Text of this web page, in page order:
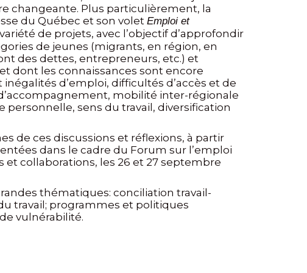
changeante. Plus particulièrement, la
du Québec et son volet Emploi et
de projets, avec l’objectif d’approfondir
de jeunes (migrants, en région, en
des dettes, entrepreneurs, etc.) et
dont les connaissances sont encore
d’emploi, difficultés d’accès et de
mobilité inter-régionale
sens du travail, diversification
de ces discussions et réflexions, à partir
dans le cadre du Forum sur l’emploi
et collaborations, les 26 et 27 septembre
thématiques: conciliation travail-
travail; programmes et politiques
vulnérabilité.